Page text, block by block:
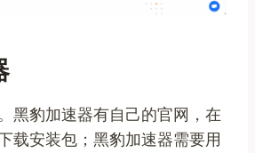
。黑豹加速器有自己的官网，在
载安装包；黑豹加速器需要用